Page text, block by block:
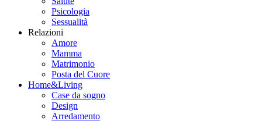
Psicologia
Sessualità
Relazioni
Amore
Mamma
Matrimonio
Posta del Cuore
Home&Living
Case da sogno
Design
Arredamento